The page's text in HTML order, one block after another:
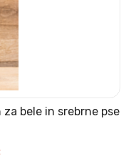
bele in srebrne pse